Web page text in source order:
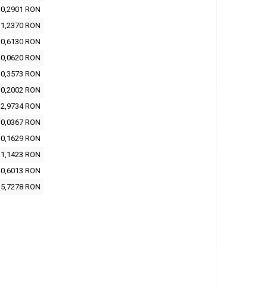
0,2901 RON
1,2370 RON
0,6130 RON
0,0620 RON
0,3573 RON
0,2002 RON
2,9734 RON
0,0367 RON
0,1629 RON
1,1423 RON
0,6013 RON
5,7278 RON